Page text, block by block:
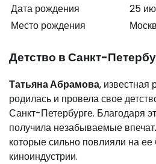
Дата рождения
25
Место рождения
Детство в Санкт-
Татьяна Абрамова, известная
родилась и провела свое
Санкт-Петербурге. Благодаря
получила незабываемые
которые сильно повлияли на
киноиндустрии.